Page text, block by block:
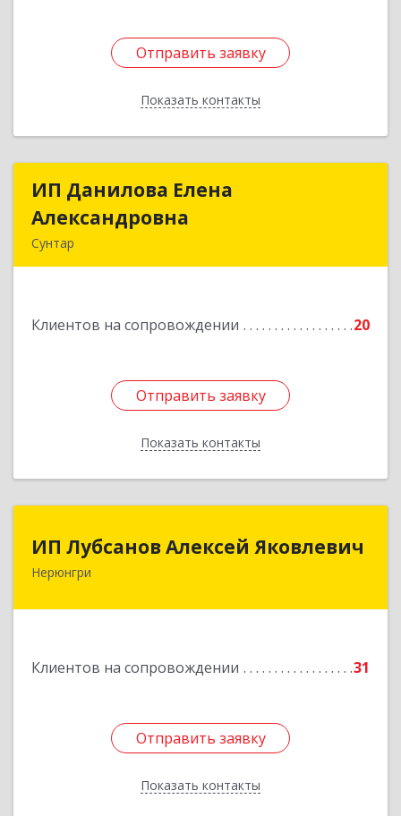
Отправить заявку
Показать контакты
Отправить заявку
Назад
ИП Данилова Елена
Александровна
Сунтар
Клиентов на сопровождении 20
Отправить заявку
Показать контакты
ИП Данилова Елена
Отправить заявку
Назад
ИП Лубсанов Алексей Яковлевич
Нерюнгри
Клиентов на сопровождении 31
Отправить заявку
Показать контакты
ИП Лубсанов Алексей Яковлевич
675002, Амурская область, г. Благовещенск, ул.
Отправить заявку
Назад